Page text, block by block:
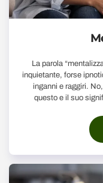
La parola
inquietante, forse
inganni e raggiri.
questo e il suo